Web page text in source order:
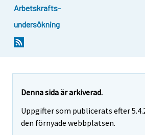
Arbetskrafts-
undersökning
Denna sida är arkiverad.
Uppgifter som publicerats efter
den förnyade webbplatsen.